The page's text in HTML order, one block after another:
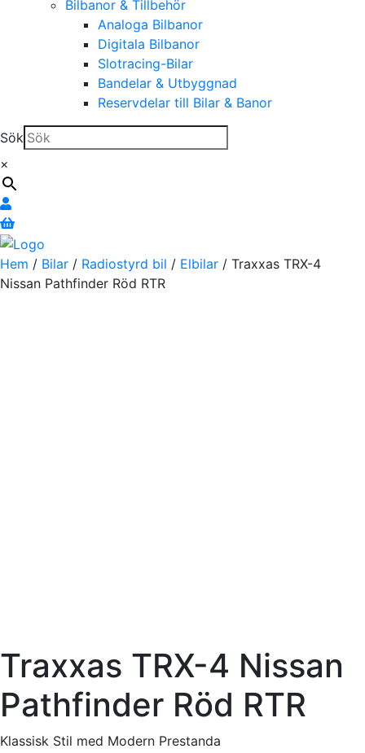
Bilbanor & Tillbehör
Analoga Bilbanor
Digitala Bilbanor
Slotracing-Bilar
Bandelar & Utbyggnad
Reservdelar till Bilar & Banor
Sök
×
Hem / Bilar / Radiostyrd bil / Elbilar / Traxxas TRX-4
Nissan Pathfinder Röd RTR
Traxxas TRX-4 Nissan
Pathfinder Röd RTR
Klassisk Stil med Modern Prestanda